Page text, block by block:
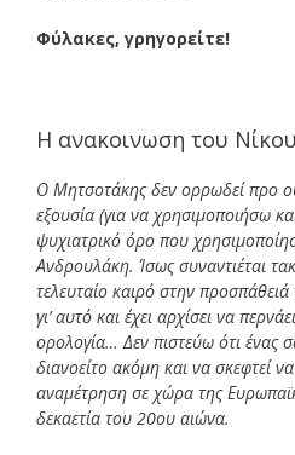
Φύλακες, γρηγορείτε!
Η ανακοινωση του
Ο Μητσοτάκης δεν ορρωδεί προ
εξουσία (για να χρησιμοποιήσω
ψυχιατρικό όρο που
Ανδρουλάκη. Ίσως συναντιέται
τελευταίο καιρό στην
γι’ αυτό και έχει αρχίσει να
ορολογία… Δεν πιστεύω ότι
διανοείτο ακόμη και να σκεφτεί
αναμέτρηση σε χώρα της
δεκαετία του 20ου αιώνα.